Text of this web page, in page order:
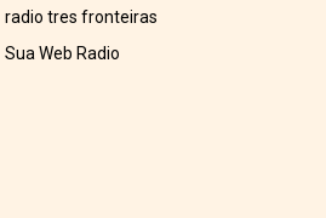
radio tres fronteiras
Sua Web Radio